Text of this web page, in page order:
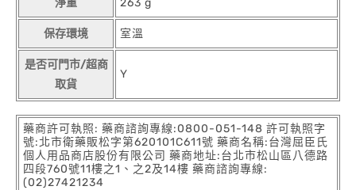
淨重 263 g
保存環境 室溫
是否可門市/超商
取貨
Y
藥商許可執照: 藥商諮詢專線:0800-051-148 許可執照字
號:北市衛藥販松字第620101C611號 藥商名稱:台灣屈臣氏
個人用品商店股份有限公司 藥商地址:台北市松山區八德路
四段760號11樓之1、之2及14樓 藥商諮詢專線:
(02)27421234